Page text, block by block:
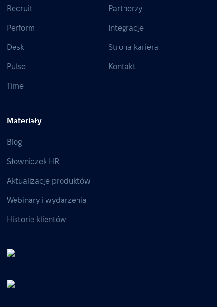
Recruit
Perform
Desk
Pulse
Time
Partnerzy
Integracje
Strona kariera
Kontakt
Materiały
Blog
Słowniczek HR
Aktualizacje produktów
Webinary i wydarzenia
Historie klientów